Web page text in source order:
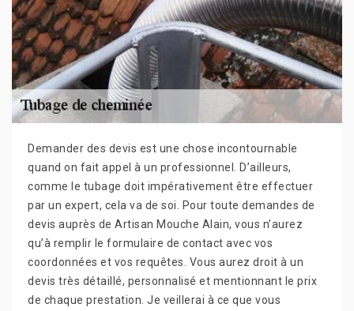
Demander des devis est une chose incontournable
quand on fait appel à un professionnel. D’ailleurs,
comme le tubage doit impérativement être effectuer
par un expert, cela va de soi. Pour toute demandes de
devis auprès de Artisan Mouche Alain, vous n’aurez
qu’à remplir le formulaire de contact avec vos
coordonnées et vos requêtes. Vous aurez droit à un
devis très détaillé, personnalisé et mentionnant le prix
de chaque prestation. Je veillerai à ce que vous